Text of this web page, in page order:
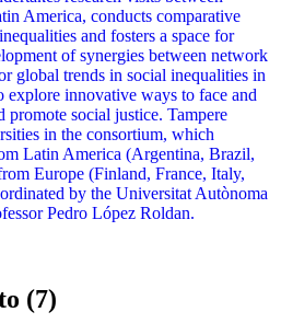
America, conducts comparative
and fosters a space for
of synergies between network
global trends in social inequalities in
explore innovative ways to face and
promote social justice. Tampere
in the consortium, which
Latin America (Argentina, Brazil,
Europe (Finland, France, Italy,
by the Universitat Autònoma
Pedro López Roldan.
(7)